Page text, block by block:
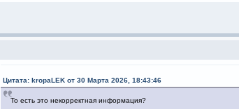
Цитата: kropaLEK от 30 Марта 2026, 18:43:46
То есть это некорректная информация?